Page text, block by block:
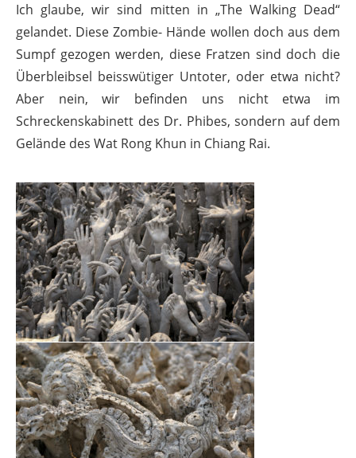
Ich glaube, wir sind mitten in „The Walking Dead“
gelandet. Diese Zombie- Hände wollen doch aus dem
Sumpf gezogen werden, diese Fratzen sind doch die
Überbleibsel beisswütiger Untoter, oder etwa nicht?
Aber nein, wir befinden uns nicht etwa im
Schreckenskabinett des Dr. Phibes, sondern auf dem
Gelände des Wat Rong Khun in Chiang Rai.